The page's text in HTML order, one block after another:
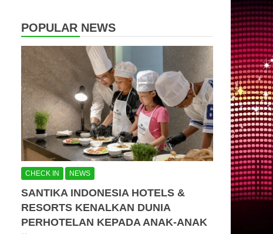
POPULAR NEWS
CHECK IN NEWS
SANTIKA INDONESIA HOTELS &
RESORTS KENALKAN DUNIA
PERHOTELAN KEPADA ANAK-ANAK